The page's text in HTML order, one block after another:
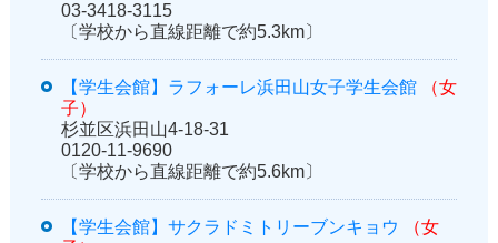
03-3418-3115
〔学校から直線距離で約5.3km〕
【学生会館】ラフォーレ浜田山女子学生会館
（女
子）
杉並区浜田山4-18-31
0120-11-9690
〔学校から直線距離で約5.6km〕
【学生会館】サクラドミトリーブンキョウ
（女